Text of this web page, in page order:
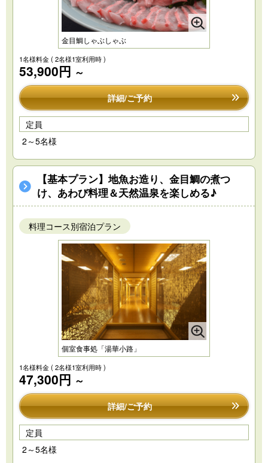
金目鯛しゃぶしゃぶ
1名様料金( 2名様1室利用時 )
53,900円 ～
詳細/ご予約
定員
2～5名様
【基本プラン】地魚お造り、金目鯛の煮つ
け、あわび料理＆天然温泉を楽しめる♪
料理コース別宿泊プラン
個室食事処「湯華小路」
1名様料金( 2名様1室利用時 )
47,300円 ～
詳細/ご予約
定員
2～5名様